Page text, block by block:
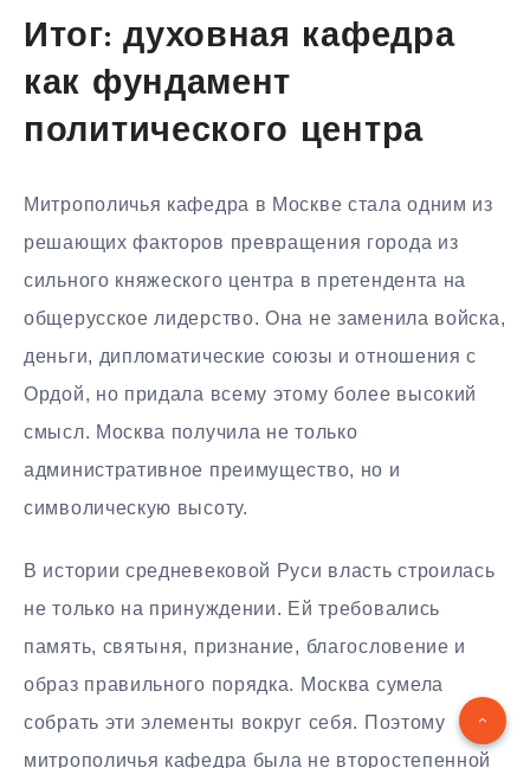
Итог: духовная кафедра
как фундамент
политического центра
Митрополичья кафедра в Москве стала одним из
решающих факторов превращения города из
сильного княжеского центра в претендента на
общерусское лидерство. Она не заменила войска,
деньги, дипломатические союзы и отношения с
Ордой, но придала всему этому более высокий
смысл. Москва получила не только
административное преимущество, но и
символическую высоту.
В истории средневековой Руси власть строилась
не только на принуждении. Ей требовались
память, святыня, признание, благословение и
образ правильного порядка. Москва сумела
собрать эти элементы вокруг себя. Поэтому
митрополичья кафедра была не второстепенной